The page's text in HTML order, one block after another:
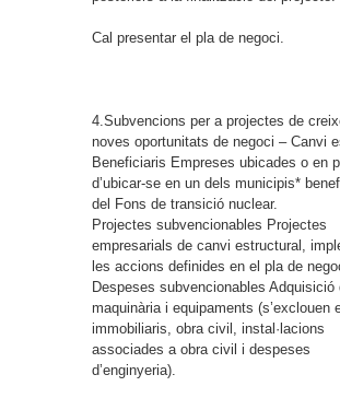
Cal presentar el pla de negoci.
4.Subvencions per a projectes de
noves oportunitats de negoci – Canvi
Beneficiaris Empreses ubicades o en
d’ubicar-se en un dels municipis*
del Fons de transició nuclear.
Projectes subvencionables Projectes
empresarials de canvi estructural,
les accions definides en el pla de
Despeses subvencionables Adquisició
maquinària i equipaments (s’exclouen
immobiliaris, obra civil, instal·lacions
associades a obra civil i despeses
d’enginyeria).